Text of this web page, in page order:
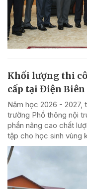
Khối lượng thi
cấp tại Điện Biên
Năm học 2026 - 2027,
trường Phổ thông nội
phần nâng cao chất
tập cho học sinh vùng